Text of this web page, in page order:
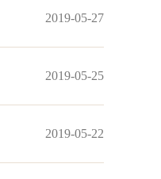
2019-05-27
2019-05-25
2019-05-22